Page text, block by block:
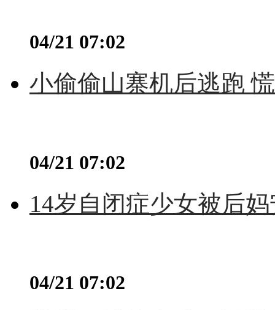
04/21 07:02
小偷偷山寨机后逃跑
04/21 07:02
14岁自闭症少女被后
04/21 07:02